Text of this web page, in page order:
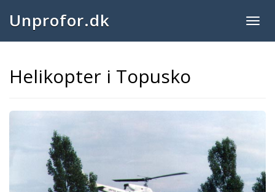
Unprofor.dk
Helikopter i Topusko